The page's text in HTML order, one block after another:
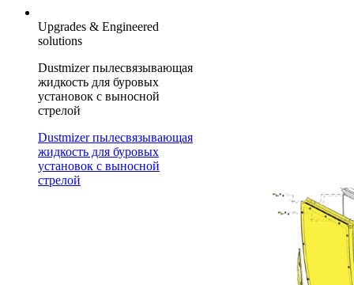
Upgrades & Engineered
solutions
Dustmizer пылесвязывающая
жидкость для буровых
установок с выносной
стрелой
Dustmizer пылесвязывающая
жидкость для буровых
установок с выносной
стрелой